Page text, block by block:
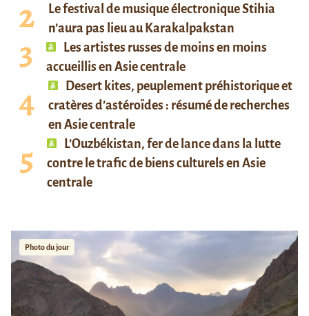
Le festival de musique électronique Stihia
n’aura pas lieu au Karakalpakstan
Les artistes russes de moins en moins
accueillis en Asie centrale
Desert kites, peuplement préhistorique et
cratères d’astéroïdes : résumé de recherches
en Asie centrale
L’Ouzbékistan, fer de lance dans la lutte
contre le trafic de biens culturels en Asie
centrale
Photo du jour